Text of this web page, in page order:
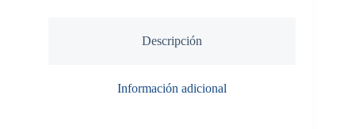
Descripción
Información adicional